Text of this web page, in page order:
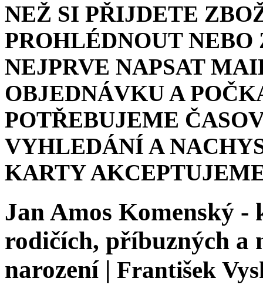
NEŽ SI PŘIJDETE
PROHLÉDNOUT
NEJPRVE NAPSAT
OBJEDNÁVKU A
POTŘEBUJEME
VYHLEDÁNÍ A
KARTY
Jan Amos Komenský
rodičích, příbuzných a
narození| František